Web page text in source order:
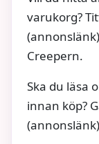
varukorg?
Creepern.
Ska du läsa
innan köp?